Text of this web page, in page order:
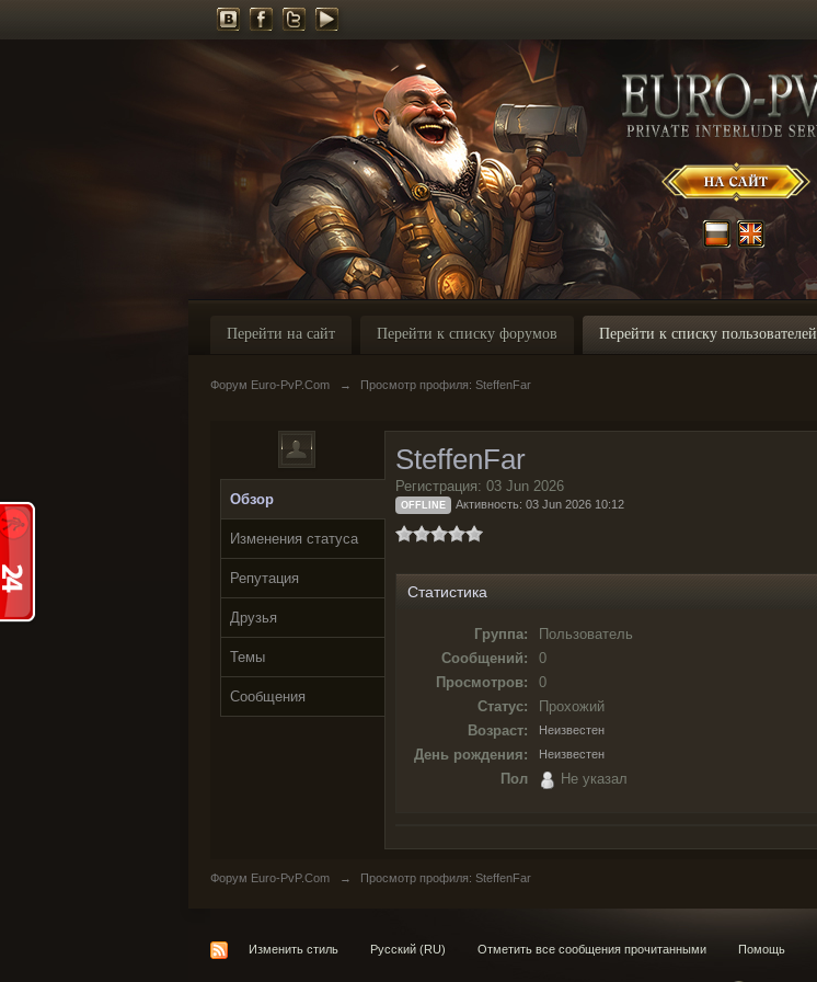
Перейти на сайт Перейти к списку форумов Перейти к списку пользователей
Форум Euro-PvP.Com → Просмотр профиля: SteffenFar
Обзор
Изменения статуса
Репутация
Друзья
Темы
Сообщения
SteffenFar
Регистрация: 03 Jun 2026
OFFLINE Активность: 03 Jun 2026 10:12
Статистика
Группа:
Пользователь
Сообщений:
0
Просмотров:
0
Статус:
Прохожий
Возраст:
Неизвестен
День рождения: Неизвестен
Пол Не указал
Форум Euro-PvP.Com → Просмотр профиля: SteffenFar
Изменить стиль Русский (RU) Отметить все сообщения прочитанными Помощь